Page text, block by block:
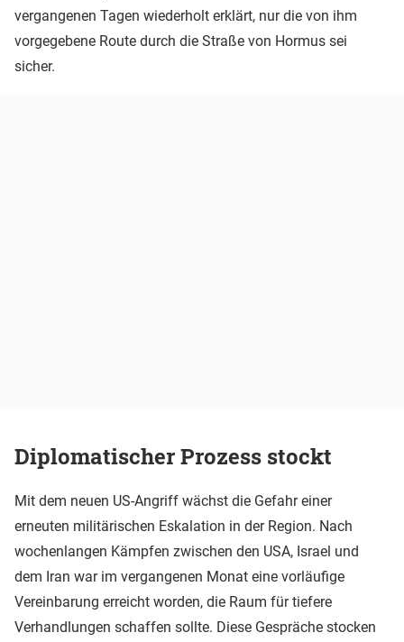
vergangenen Tagen wiederholt erklärt, nur die von ihm
vorgegebene Route durch die Straße von Hormus sei
sicher.
Diplomatischer Prozess stockt
Mit dem neuen US-Angriff wächst die Gefahr einer
erneuten militärischen Eskalation in der Region. Nach
wochenlangen Kämpfen zwischen den USA, Israel und
dem Iran war im vergangenen Monat eine vorläufige
Vereinbarung erreicht worden, die Raum für tiefere
Verhandlungen schaffen sollte. Diese Gespräche stocken